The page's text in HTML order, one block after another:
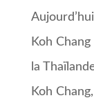
Koh
la
Koh